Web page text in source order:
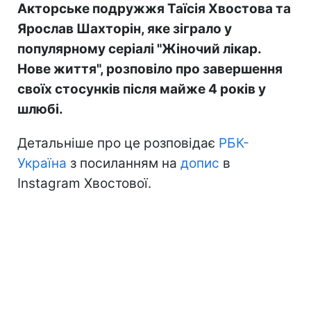
Акторське подружжя Таїсія Хвостова та
Ярослав Шахторін, яке зіграло у
популярному серіалі "Жіночий лікар.
Нове життя", розповіло про завершення
своїх стосунків після майже 4 років у
шлюбі.
Детальніше про це розповідає РБК-
Україна з посиланням на допис в
Instagram Хвостової.